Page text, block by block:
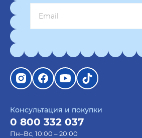
Консультация и покупки
0 800 332 037
Пн–Вс, 10:00 – 20:00